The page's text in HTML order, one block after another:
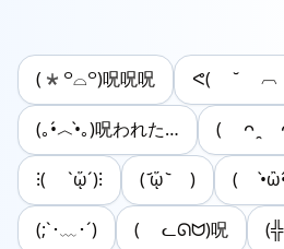
(*꒪⌓꒪)呪呪呪 ᕙ( ˘
(｡•́︿•̀｡)呪われた… ( ᴖ
⁝( `ᾥ´)⁝ ( ᷄ᾥ ᷅ ) (
(;`･﹏･´) ( ᓚᘏᗢ)呪